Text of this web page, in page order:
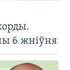
6 жніўня